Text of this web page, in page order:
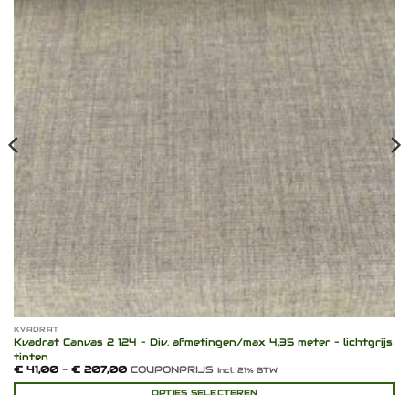
KVADRAT
Kvadrat Canvas 2 124 – Div. afmetingen/max 4,35 meter – lichtgrijs
tinten
€41,00 - €207,00Prijsklasse:
€ 41,00
tot
COUPONPRIJS Incl. 21% BTW
OPTIES SELECTEREN